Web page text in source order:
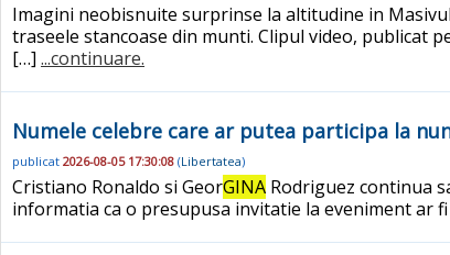
Imagini neobisnuite surprinse la altitudine in
traseele stancoase din munti. Clipul video, publicat
[…] ...continuare.
Numele celebre care ar putea participa la
publicat 2026-08-05 17:30:08 (Libertatea)
Cristiano Ronaldo si GeorGINA Rodriguez continua
informatia ca o presupusa invitatie la eveniment ar